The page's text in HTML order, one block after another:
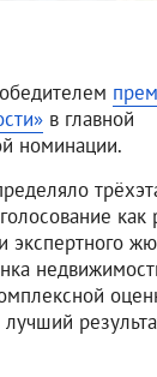
в главной
номинации.
как
экспертного